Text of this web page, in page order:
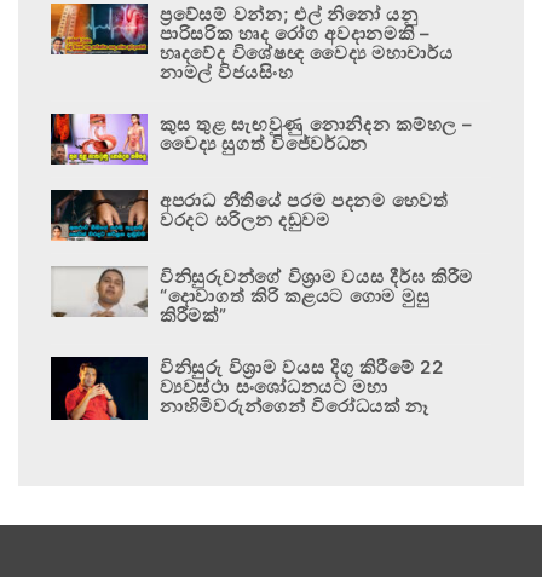
ප්‍රවේසම් වන්න; එල් නිනෝ යනු
පාරිසරික හෘද රෝග අවදානමකි –
හෘදවේද විශේෂඥ වෛද්‍ය මහාචාර්ය
නාමල් විජයසිංහ
කුස තුළ සැඟවුණු නොනිදන කම්හල –
වෛද්‍ය සුගත් විජේවර්ධන
අපරාධ නීතියේ පරම පදනම හෙවත්
වරදට සරිලන දඬුවම
විනිසුරුවන්ගේ විශ්‍රාම වයස දීර්ඝ කිරීම
“දොවාගත් කිරි කළයට ගොම මුසු
කිරීමක්”
විනිසුරු විශ්‍රාම වයස දිගු කිරීමේ 22
ව්‍යවස්ථා සංශෝධනයට මහා
නාහිමිවරුන්ගෙන් විරෝධයක් නෑ